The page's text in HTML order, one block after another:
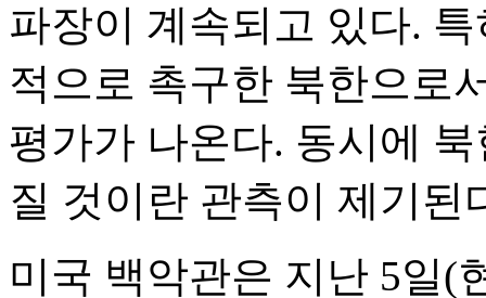
파장이 계속되고 있다.
적으로 촉구한 북한으로
평가가 나온다. 동시에
질 것이란 관측이 제기된
미국 백악관은 지난 5일(